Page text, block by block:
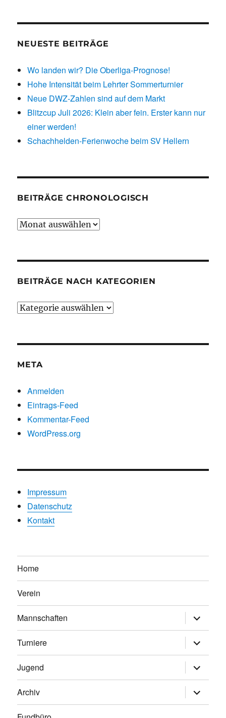
NEUESTE BEITRÄGE
Wo landen wir? Die Oberliga-Prognose!
Hohe Intensität beim Lehrter Sommerturnier
Neue DWZ-Zahlen sind auf dem Markt
Blitzcup Juli 2026: Klein aber fein. Erster kann nur
einer werden!
Schachhelden-Ferienwoche beim SV Hellern
BEITRÄGE CHRONOLOGISCH
Beiträge
BEITRÄGE NACH KATEGORIEN
Beiträge
META
Anmelden
Eintrags-Feed
Kommentar-Feed
WordPress.org
Impressum
Datenschutz
Kontakt
Home
Verein
Mannschaften
anzeigen
Turniere
anzeigen
Jugend
anzeigen
Archiv
anzeigen